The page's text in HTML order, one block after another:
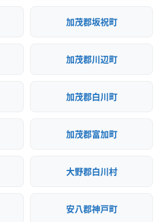
加茂郡坂祝町
加茂郡川辺町
加茂郡白川町
加茂郡富加町
大野郡白川村
安八郡神戸町